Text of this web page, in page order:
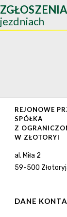
ZGŁOSZENIA
jezdniach
REJONOWE
SPÓŁKA
Z
W ZŁOTORYI
al. Miła 2
59-500
DANE